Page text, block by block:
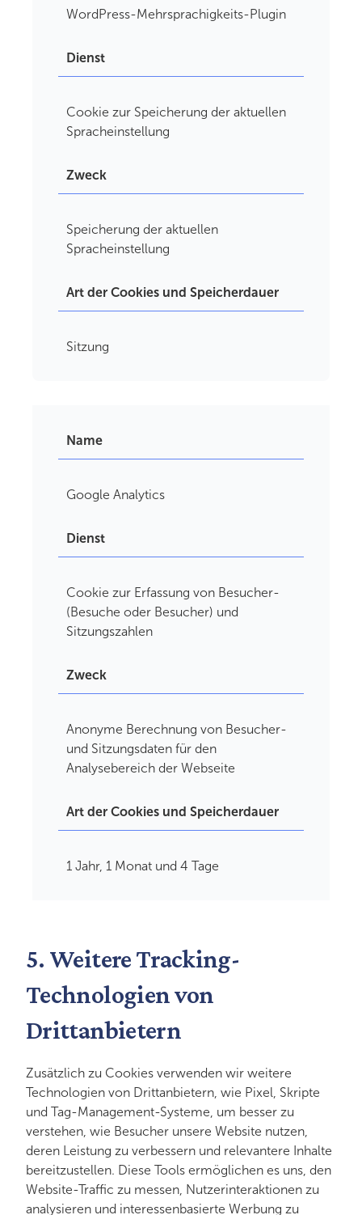
WordPress-Mehrsprachigkeits-Plugin
Dienst
Cookie zur Speicherung der aktuellen
Spracheinstellung
Zweck
Speicherung der aktuellen
Spracheinstellung
Art der Cookies und Speicherdauer
Sitzung
Name
Google Analytics
Dienst
Cookie zur Erfassung von Besucher-
(Besuche oder Besucher) und
Sitzungszahlen
Zweck
Anonyme Berechnung von Besucher-
und Sitzungsdaten für den
Analysebereich der Webseite
Art der Cookies und Speicherdauer
1 Jahr, 1 Monat und 4 Tage
5. Weitere Tracking-
Technologien von
Drittanbietern
Zusätzlich zu Cookies verwenden wir weitere
Technologien von Drittanbietern, wie Pixel, Skripte
und Tag-Management-Systeme, um besser zu
verstehen, wie Besucher unsere Website nutzen,
deren Leistung zu verbessern und relevantere Inhalte
bereitzustellen. Diese Tools ermöglichen es uns, den
Website-Traffic zu messen, Nutzerinteraktionen zu
analysieren und interessenbasierte Werbung zu